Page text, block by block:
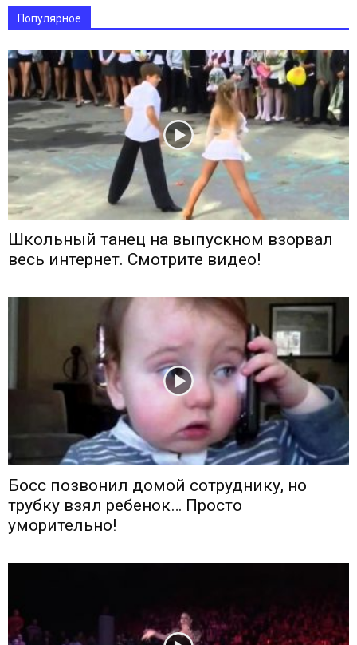
Популярное
Школьный танец на выпускном взорвал
весь интернет. Смотрите видео!
Босс позвонил домой сотруднику, но
трубку взял ребенок… Просто
уморительно!